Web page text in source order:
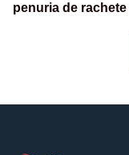
penuria de rachete